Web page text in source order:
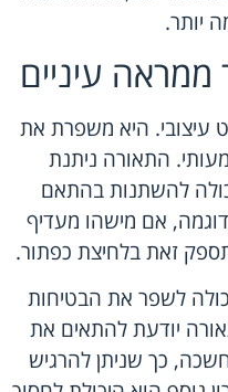
יותר.
עיניים
עיצובי. היא משפרת את
התאורה ניתנת
להשתנות בהתאם
אם מישהו מעדיף
זאת בלחיצת כפתור.
לשפר את הבטיחות
יודעת להתאים את
כך שניתן להרגיש